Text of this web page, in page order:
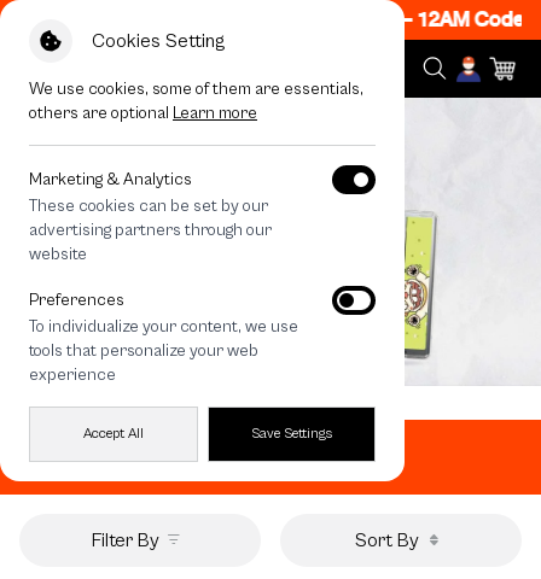
Cookies Setting
We use cookies, some of them are essentials,
others are optional Learn more
Marketing & Analytics
These cookies can be set by our
advertising partners through our
website
Preferences
To individualize your content, we use
tools that personalize your web
experience
Accept All Save Settings
Get 50% off When Shop 1 Item, 7PM - 12AM Code:
Home All Products V40 5G Case
V40 5G Case
Filter By Sort By